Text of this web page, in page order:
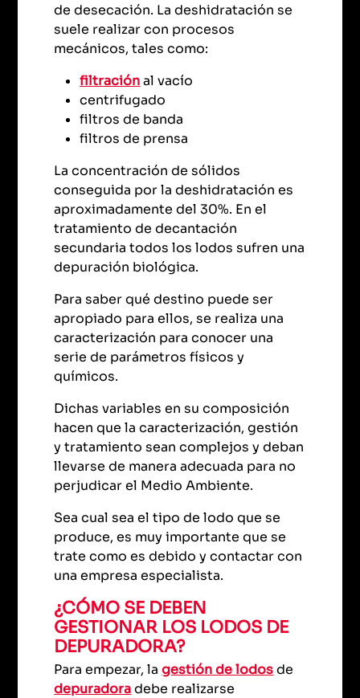
de desecación. La deshidratación se
suele realizar con procesos
mecánicos, tales como:
filtraciónal vacío
centrifugado
filtros de banda
filtros de prensa
La concentración de sólidos
conseguida por la deshidratación es
aproximadamente del 30%. En el
tratamiento de decantación
secundaria todos los lodos sufren una
depuración biológica.
Para saber qué destino puede ser
apropiado para ellos, se realiza una
caracterización para conocer una
serie de parámetros físicos y
químicos.
Dichas variables en su composición
hacen que la caracterización, gestión
y tratamiento sean complejos y deban
llevarse de manera adecuada para no
perjudicar el Medio Ambiente.
Sea cual sea el tipo de lodo que se
produce, es muy importante que se
trate como es debido y contactar con
una empresa especialista.
¿CÓMO SE DEBEN
GESTIONAR LOS LODOS DE
DEPURADORA?
Para empezar, lagestión de lodosde
depuradoradebe realizarse